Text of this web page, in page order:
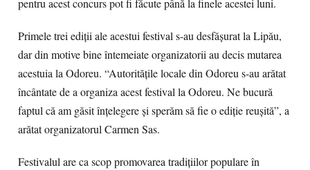
pentru acest concurs pot fi făcute până la finele acestei luni.
Primele trei ediţii ale acestui festival s-au desfăşurat la Lipău,
dar din motive bine întemeiate organizatorii au decis mutarea
acestuia la Odoreu. “Autorităţile locale din Odoreu s-au arătat
încântate de a organiza acest festival la Odoreu. Ne bucură
faptul că am găsit înţelegere şi sperăm să fie o ediţie reuşită”, a
arătat organizatorul Carmen Sas.
Festivalul are ca scop promovarea tradiţiilor populare în